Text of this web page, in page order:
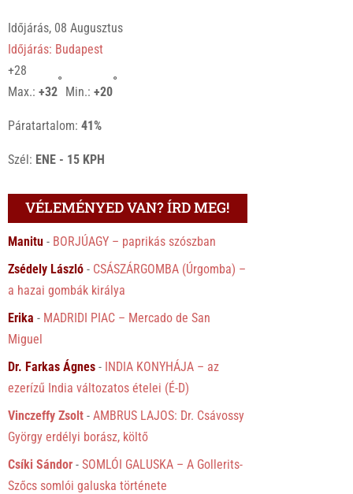
Időjárás, 08 Augusztus
Időjárás: Budapest
+28
Max.:+32
°
Min.:+20
°
Páratartalom:41%
Szél: ENE - 15 KPH
VÉLEMÉNYED VAN? ÍRD MEG!
Manitu - BORJÚAGY – paprikás szószban
Zsédely László - CSÁSZÁRGOMBA (Úrgomba) –
a hazai gombák királya
Erika - MADRIDI PIAC – Mercado de San
Miguel
Dr. Farkas Ágnes - INDIA KONYHÁJA – az
ezerízű India változatos ételei (É-D)
Vinczeffy Zsolt -AMBRUS LAJOS: Dr. Csávossy
György erdélyi borász, költő
Csíki Sándor -SOMLÓI GALUSKA – A Gollerits-
Szőcs somlói galuska története